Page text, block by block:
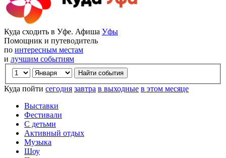
Куда сходить в Уфе. Афиша Уфы
Помощник и путеводитель
по интересным местам
и лучшим событиям
Куда пойти сегодня завтра в выходные в этом месяце
Выставки
Фестивали
С детьми
Активный отдых
Музыка
Шоу